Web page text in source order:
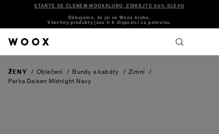
STAŇTE SE ČLENEM WOOXKLUBU, ZÍSKEJTE 50% SLEVU
Děkujeme, že jsi ve Woox klubu.
Všechny produkty jsou ti k dispozici za polovinu.
ŽENY / Oblečení / Bundy a kabáty / Zimní
/
Parka Daisen Midnight Navy